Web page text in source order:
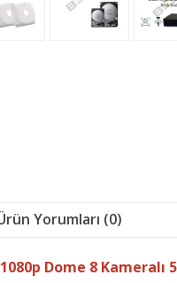
Yorumları (0)
Dome 8